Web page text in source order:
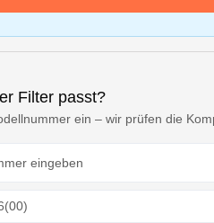
Filter passt?
ein – wir prüfen die